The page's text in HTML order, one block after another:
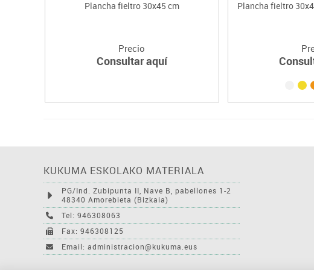
Plancha fieltro 30x45 cm
Precio
Consultar aquí
Plancha fieltro
KUKUMA ESKOLAKO MATERIALA
PG/Ind. Zubipunta II, Nave B, pabellones 1-2
48340 Amorebieta (Bizkaia)
Tel: 946308063
Fax: 946308125
Email: administracion@kukuma.eus